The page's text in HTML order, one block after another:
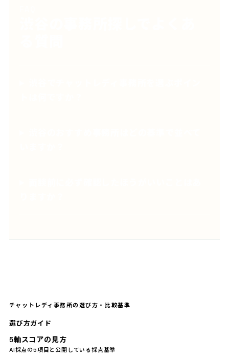
チャットレディ事務所の選び方・比較基準
選び方ガイド
5軸スコアの見方
AI採点の5項目と公開している採点基準